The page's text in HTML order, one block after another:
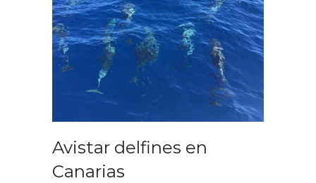
Avistar delfines en
Canarias